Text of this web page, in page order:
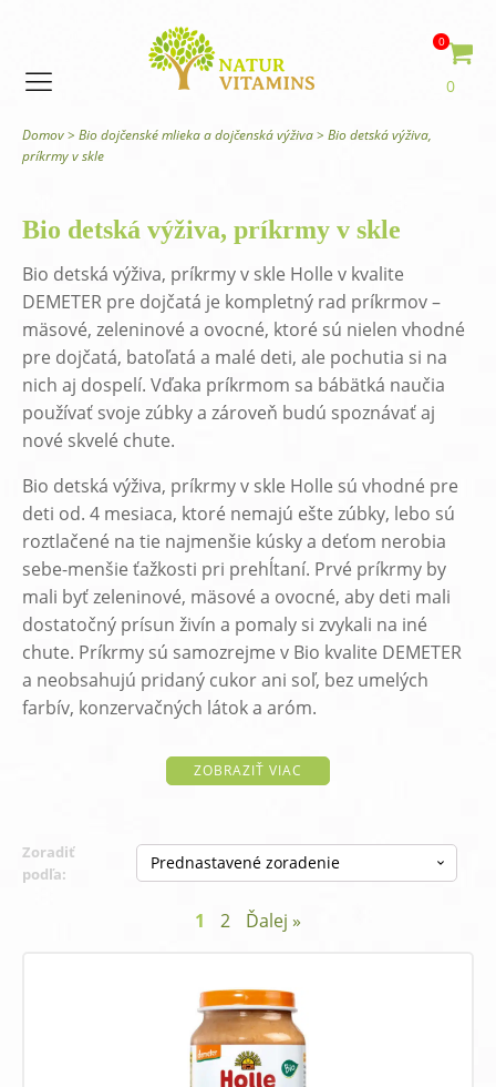
0
0
Domov> Bio dojčenské mlieka a dojčenská výživa> Bio detská výživa,
príkrmy v skle
Bio detská výživa, príkrmy v skle
Bio detská výživa, príkrmy v skle Holle v kvalite
DEMETER pre dojčatá je kompletný rad príkrmov –
mäsové, zeleninové a ovocné, ktoré sú nielen vhodné
pre dojčatá, batoľatá a malé deti, ale pochutia si na
nich aj dospelí. Vďaka príkrmom sa bábätká naučia
používať svoje zúbky a zároveň budú spoznávať aj
nové skvelé chute.
Bio detská výživa, príkrmy v skle Holle sú vhodné pre
deti od. 4 mesiaca, ktoré nemajú ešte zúbky, lebo sú
roztlačené na tie najmenšie kúsky a deťom nerobia
sebe-menšie ťažkosti pri prehĺtaní. Prvé príkrmy by
mali byť zeleninové, mäsové a ovocné, aby deti mali
dostatočný prísun živín a pomaly si zvykali na iné
chute. Príkrmy sú samozrejme v Bio kvalite DEMETER
a neobsahujú pridaný cukor ani soľ, bez umelých
farbív, konzervačných látok a aróm.
ZOBRAZIŤ VIAC
Zoradiť
podľa:
1 2 Ďalej »